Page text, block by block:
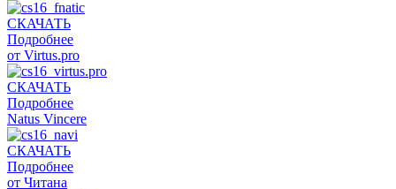
СКАЧАТЬ
Подробнее
от Virtus.pro
СКАЧАТЬ
Подробнее
Natus Vincere
СКАЧАТЬ
Подробнее
от Читана